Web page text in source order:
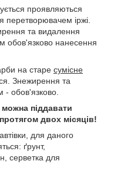
проявляються
перетворювачем іржі.
та видалення
обов'язково нанесення
на старе сумісне
Знежирення та
- обов'язково.
піддавати
двох місяців!
для даного
ґрунт,
серветка для